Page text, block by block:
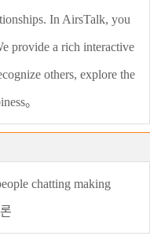
In AirsTalk, you
provide a rich interactive
others, explore the
。
chatting making